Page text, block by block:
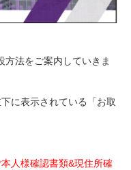
方法をご案内していきま
に表示されている「お取
人様確認書類&現住所確